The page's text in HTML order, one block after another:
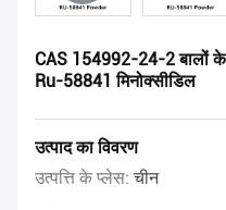
CAS 154992-24-2 बालों के
Ru-58841 मिनोक्सीडिल
उत्पाद का विवरण
उत्पत्ति के प्लेस:चीन